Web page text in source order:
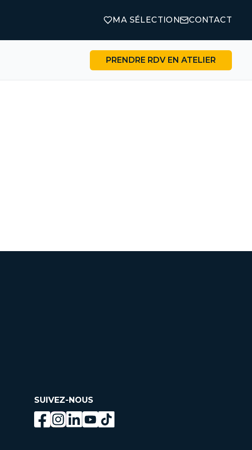
MA SÉLECTION CONTACT
PRENDRE RDV EN ATELIER
SUIVEZ-NOUS